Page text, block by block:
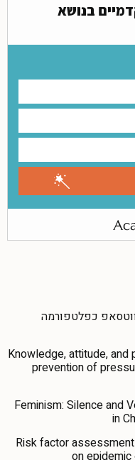
בנושא
כפלטפורמה
Knowledge, attitude,
prevention of
Feminism: Silence and
in
Risk factor
on epidemic